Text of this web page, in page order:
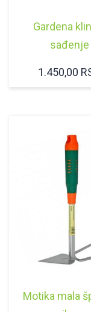
Gardena
sađenje
1.450,00
Motika mala